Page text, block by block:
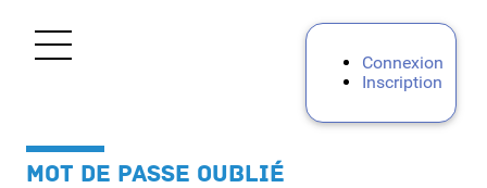
Connexion
Inscription
Ouvrir le menu
Personnels d'encadrement
MOT DE PASSE OUBLIÉ